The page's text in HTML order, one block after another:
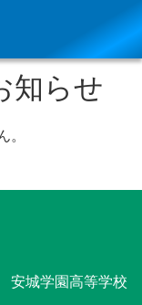
知らせ
安城学園高等学校